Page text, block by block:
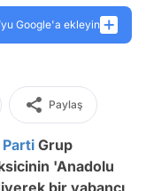
Google'a ekleyin
Paylaş
Grup
'Anadolu
bir yabancı